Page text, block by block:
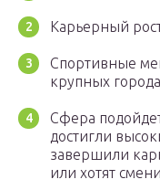
Карьерный
Спортивные
крупных
Сфера
достигли
завершили
или хотят